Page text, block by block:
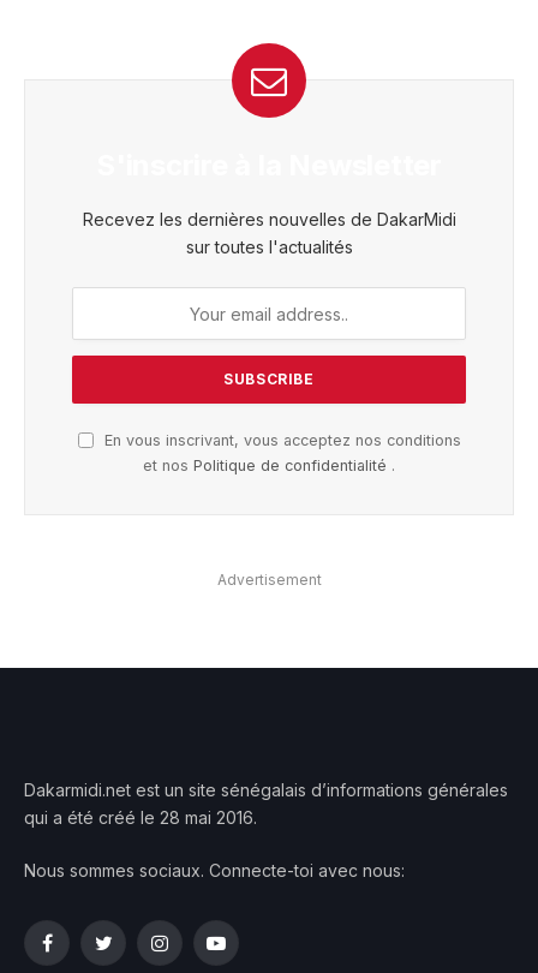
Recevez les dernières nouvelles de DakarMidi
sur toutes l'actualités
En vous inscrivant, vous acceptez nos conditions
et nos Politique de confidentialité .
Advertisement
Dakarmidi.net est un site sénégalais d’informations générales
qui a été créé le 28 mai 2016.
Nous sommes sociaux. Connecte-toi avec nous:
FacebookTwitterInstagramYouTube